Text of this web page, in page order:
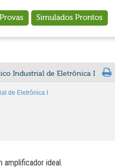
Provas Simulados Prontos
Industrial de Eletrônica I
de Eletrônica I
amplificador ideal.